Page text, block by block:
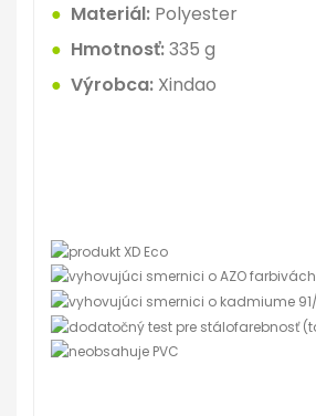
● Materiál: Polyester
● Hmotnosť:335 g
● Výrobca: Xindao